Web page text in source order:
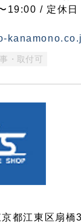
19:00 / 定休日
・取付可
都江東区扇橋